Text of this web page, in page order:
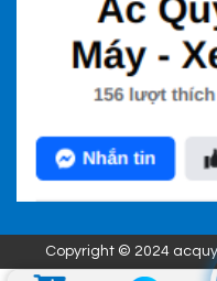
Copyright © 2024